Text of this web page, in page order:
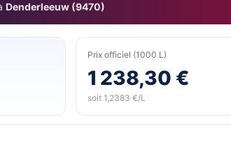
Denderleeuw (9470)
Prix officiel (1000 L)
1 238,30 €
soit 1,2383 €/L